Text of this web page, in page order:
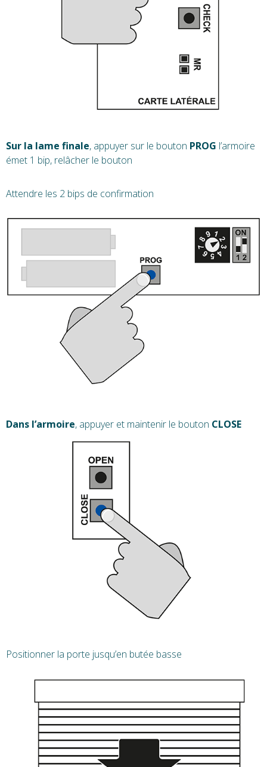
Sur la lame finale, appuyer sur le bouton PROG l’armoire
émet 1 bip, relâcher le bouton
Attendre les 2 bips de confirmation
Dans l’armoire, appuyer et maintenir le bouton CLOSE
Positionner la porte jusqu’en butée basse